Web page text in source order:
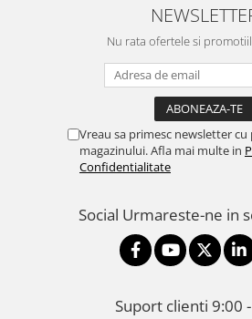
Nu rata ofertele si
Vreau sa primesc newsletter
magazinului. Afla mai multe in
Confidentialitate
Social Urmareste-ne in
Suport clienti 9:00